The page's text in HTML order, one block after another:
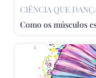
CIÊNCIA QUE
Como os músculos